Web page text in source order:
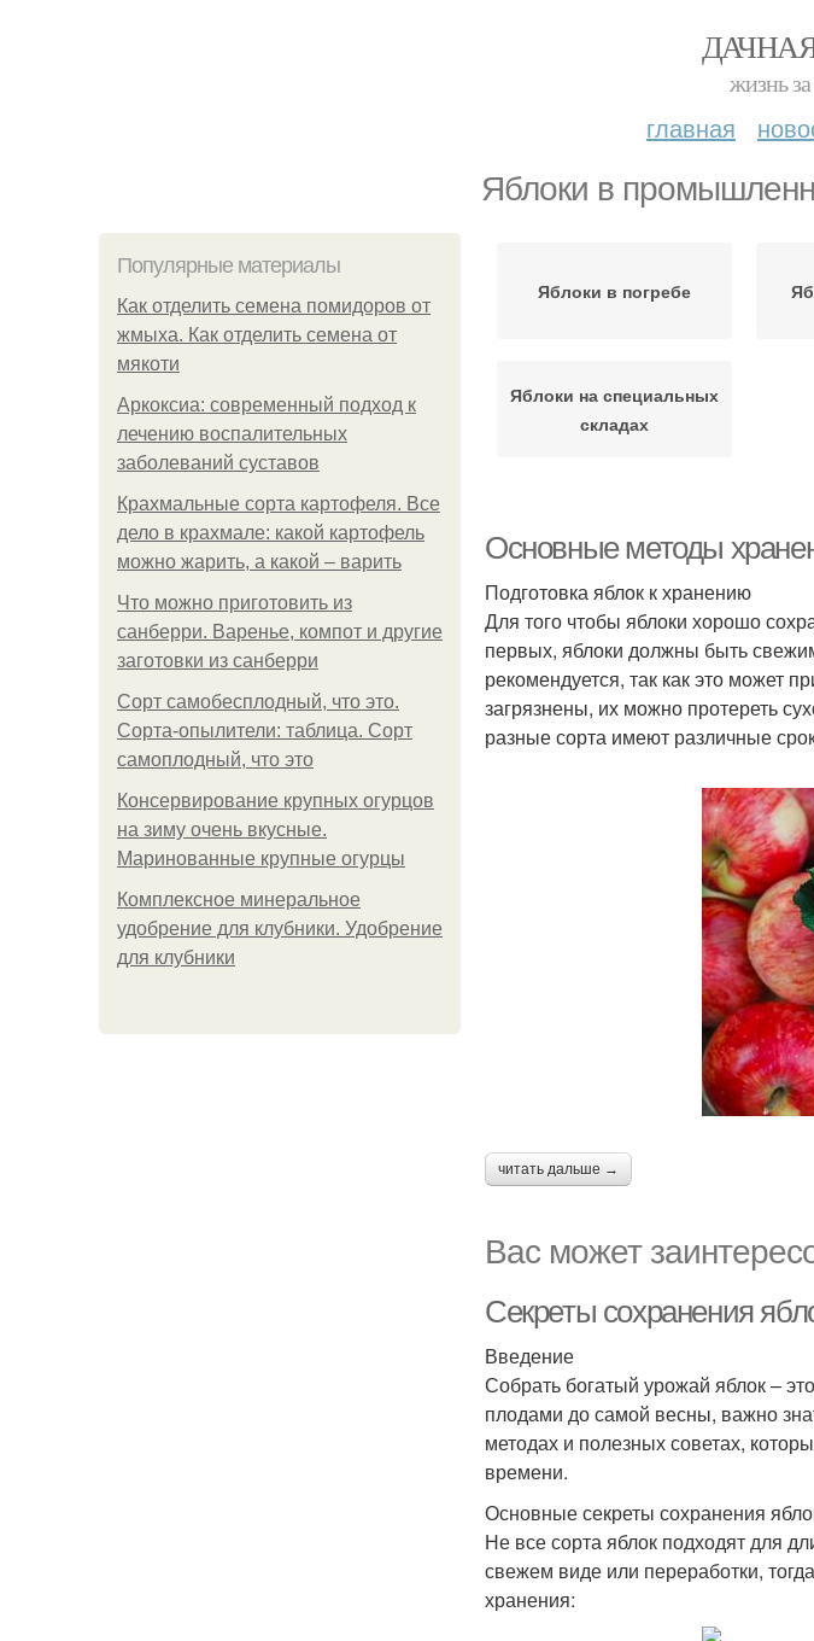
жизнь
главная
Яблоки в
Популярные материалы
Как отделить семена помидоров от
жмыха. Как отделить семена от
мякоти
Аркоксиа: современный подход к
лечению воспалительных
заболеваний суставов
Крахмальные сорта картофеля. Все
дело в крахмале: какой картофель
можно жарить, а какой – варить
Что можно приготовить из
санберри. Варенье, компот и другие
заготовки из санберри
Сорт самобесплодный, что это.
Сорта-опылители: таблица. Сорт
самоплодный, что это
Консервирование крупных огурцов
на зиму очень вкусные.
Маринованные крупные огурцы
Комплексное минеральное
удобрение для клубники. Удобрение
для клубники
Яблоки в погребе
Яблоки на специальных
складах
Основные методы
Подготовка яблок к хранению
Для того чтобы яблоки хорошо
первых, яблоки должны быть
рекомендуется, так как это может
загрязнены, их можно протереть
разные сорта имеют различные
читать дальше →
Вас может
Секреты сохранения
Введение
Собрать богатый урожай яблок –
плодами до самой весны, важно
методах и полезных советах,
времени.
Основные секреты сохранения
Не все сорта яблок подходят для
свежем виде или переработки,
хранения: